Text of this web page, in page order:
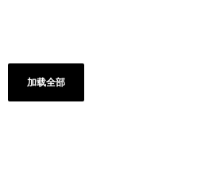
加载全部